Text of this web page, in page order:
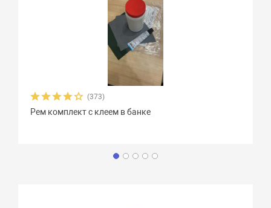
(373)
Рем комплект с клеем в банке